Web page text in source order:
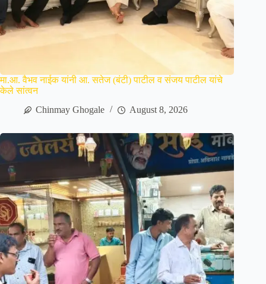
मा.आ. वैभव नाईक यांनी आ. सतेज (बंटी) पाटील व संजय पाटील यांचे
केले सांत्वन
Chinmay Ghogale
August 8, 2026